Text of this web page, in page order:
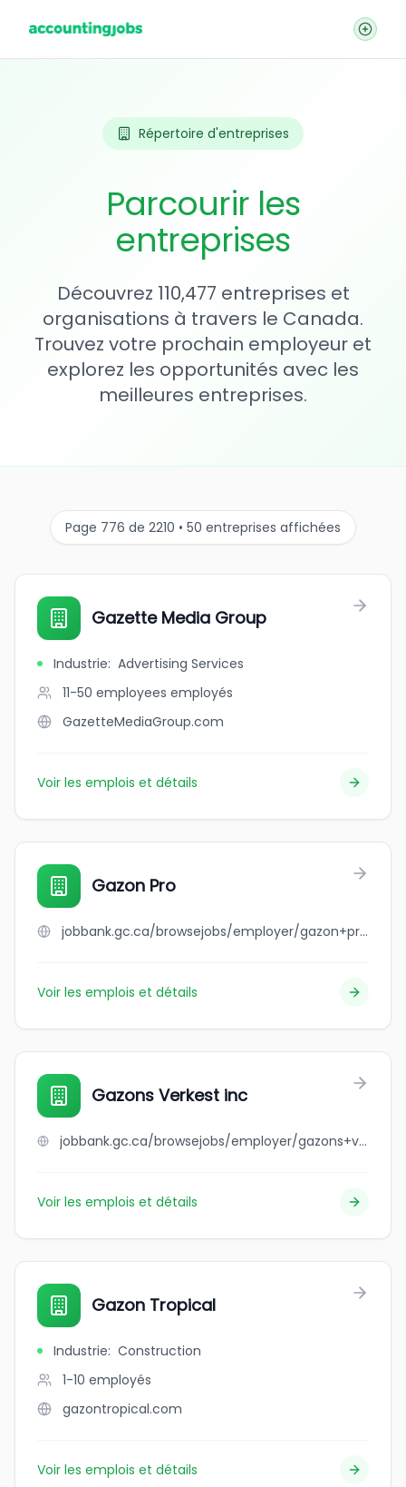
Répertoire d'entreprises
Parcourir les
entreprises
Découvrez 110,477 entreprises et
organisations à travers le Canada.
Trouvez votre prochain employeur et
explorez les opportunités avec les
meilleures entreprises.
Page 776 de 2210 • 50 entreprises affichées
Gazette Media Group
Industrie: Advertising Services
11-50 employees employés
GazetteMediaGroup.com
Voir les emplois et détails
Gazon Pro
jobbank.gc.ca/browsejobs/employer/gazon+pro/ca
Voir les emplois et détails
Gazons Verkest inc
jobbank.gc.ca/browsejobs/employer/gazons+verkest+inc/ca
Voir les emplois et détails
Gazon Tropical
Industrie: Construction
1-10 employés
gazontropical.com
Voir les emplois et détails